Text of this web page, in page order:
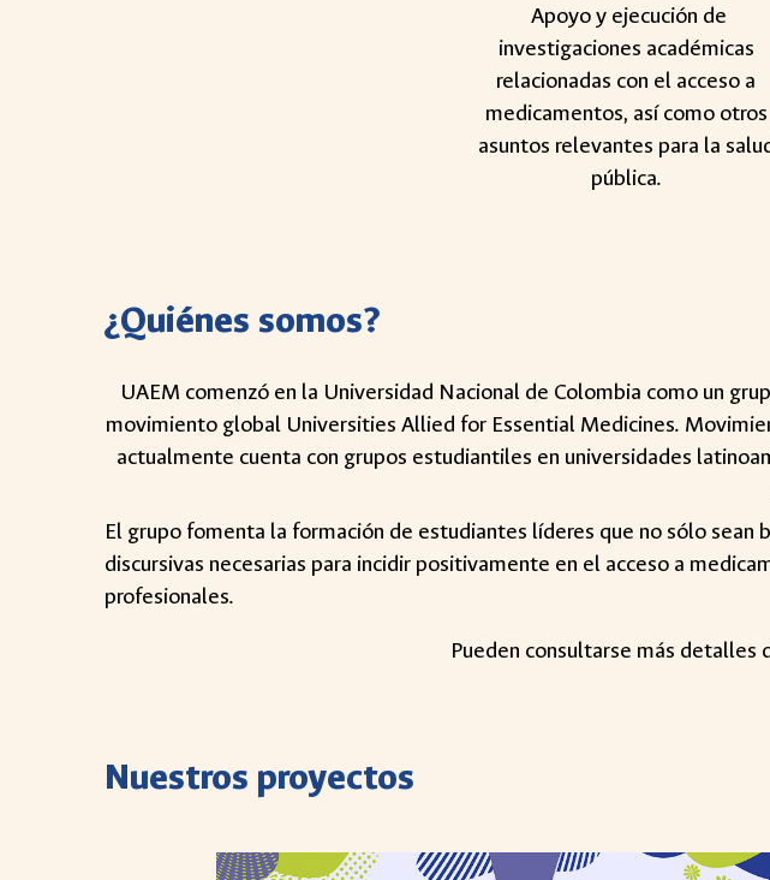
Apoyo y ejecución de
investigaciones académicas
relacionadas con el acceso a
medicamentos, así como otros
asuntos relevantes para la
pública.
¿Quiénes somos?
UAEM comenzó en la Universidad Nacional de Colombia como un
movimiento global Universities Allied for Essential Medicines.
actualmente cuenta con grupos estudiantiles en universidades
El grupo fomenta la formación de estudiantes líderes que no sólo sean
discursivas necesarias para incidir positivamente en el acceso a
profesionales.
Pueden consultarse más detalles
Nuestros proyectos